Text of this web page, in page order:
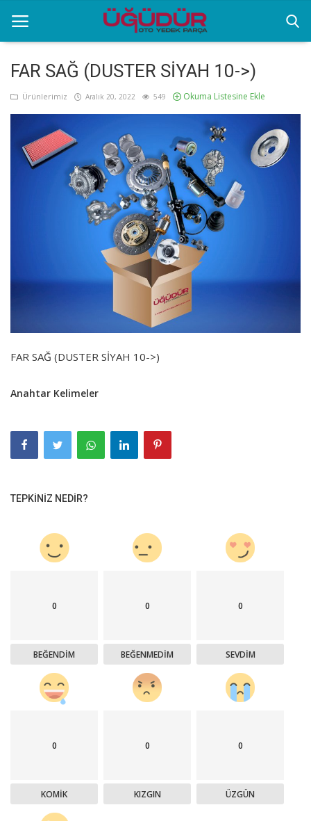
Anasayfa
Markalar
Ürünlerimiz
Sektörel Bilgiler
FAR SAĞ (DUSTER SİYAH 10->)
Ürünlerimiz Aralık 20, 2022 549 Okuma Listesine Ekle
FAR SAĞ (DUSTER SİYAH 10->)
Anahtar Kelimeler
TEPKINIZ NEDIR?
0
BEĞENDIM
0
BEĞENMEDIM
0
SEVDIM
0
KOMIK
0
KIZGIN
0
ÜZGÜN